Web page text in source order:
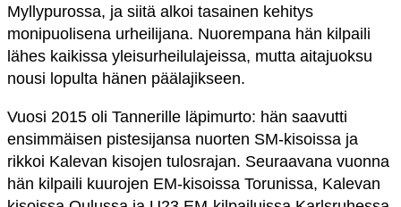
Myllypurossa, ja siitä alkoi tasainen kehitys
monipuolisena urheilijana. Nuorempana hän kilpaili
lähes kaikissa yleisurheilulajeissa, mutta aitajuoksu
nousi lopulta hänen päälajikseen.
Vuosi 2015 oli Tannerille läpimurto: hän saavutti
ensimmäisen pistesijansa nuorten SM-kisoissa ja
rikkoi Kalevan kisojen tulosrajan. Seuraavana vuonna
hän kilpaili kuurojen EM-kisoissa Torunissa, Kalevan